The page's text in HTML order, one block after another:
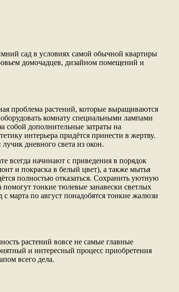
сад в условиях самой обычной квартиры
домочадцев, дизайном помещений и
проблема растений, которые выращиваются
комнату специальными лампами
собой дополнительные затраты на
интерьера придётся принести в жертву.
дневного света из окон.
всегда начинают с приведения в порядок
и покраска в белый цвет), а также мытья
полностью отказаться. Сохранить уютную
тонкие тюлевые занавески светлых
марта по август понадобятся тонкие жалюзи
растений вовсе не самые главные
и интересный процесс приобретения
всего дела.